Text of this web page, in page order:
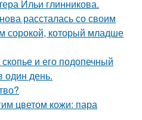
Ильи глинникова.
рассталась со своим
сорокой, который младше
и его подопечный
один день.
цветом кожи: пара